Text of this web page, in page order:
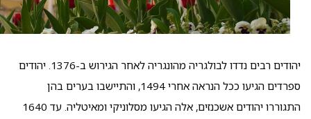
יהודים רבים נדדו לבולגריה מהונגריה לאחר הגירוש ב-1376. יהודים
ספרדים הגיעו ככל הנראה אחרי 1494, והתיישבו בערים בהן
התגוררו יהודים אשכנזים, אלה הגיעו מסלוניקי ומאיטליה. עד 1640